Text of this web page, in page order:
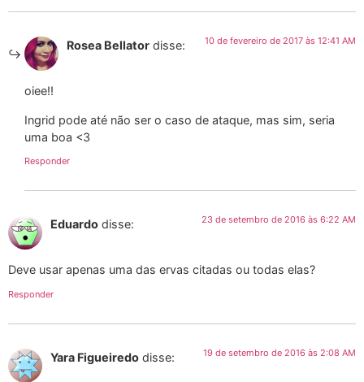
Rosea Bellator disse: 10 de fevereiro de 2017 às 12:41 AM
oiee!!
Ingrid pode até não ser o caso de ataque, mas sim, seria
uma boa <3
Responder
Eduardo disse: 23 de setembro de 2016 às 6:22 AM
Deve usar apenas uma das ervas citadas ou todas elas?
Responder
Yara Figueiredo disse: 19 de setembro de 2016 às 2:08 AM